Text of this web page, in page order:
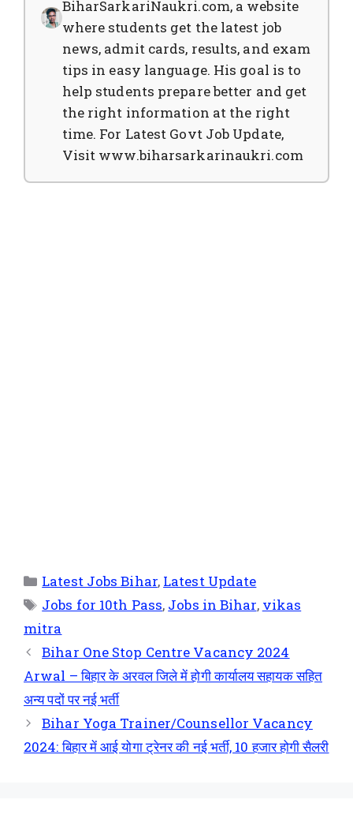
BiharSarkariNaukri.com, a website
where students get the latest job
news, admit cards, results, and exam
tips in easy language. His goal is to
help students prepare better and get
the right information at the right
time. For Latest Govt Job Update,
Visit www.biharsarkarinaukri.com
Latest Jobs Bihar, Latest Update
Jobs for 10th Pass, Jobs in Bihar, vikas
mitra
Bihar One Stop Centre Vacancy 2024
Arwal – बिहार के अरवल जिले में होगी कार्यालय सहायक सहित
अन्य पदों पर नई भर्ती
Bihar Yoga Trainer/Counsellor Vacancy
2024: बिहार में आई योगा ट्रेनर की नई भर्ती, 10 हजार होगी सैलरी